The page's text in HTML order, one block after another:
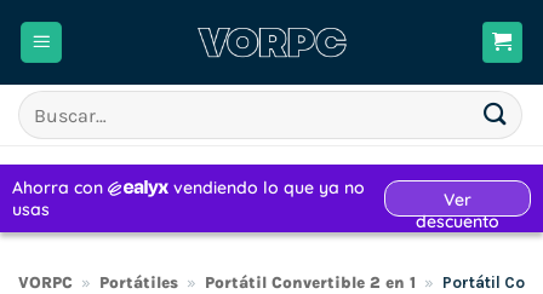
Buscar
por:
VORPC » Portátiles » Portátil Convertible 2 en 1 » Portátil